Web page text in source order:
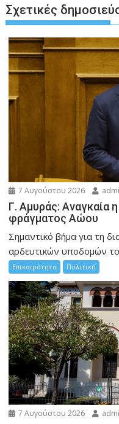
Σχετικές
7 Αυγούστου 2026
Γ. Αμυράς: Αναγκαία
φράγματος Αώου
Σημαντικό βήμα για τη
αρδευτικών υποδομών
Επικαιρότητα Πολιτική
7 Αυγούστου 2026